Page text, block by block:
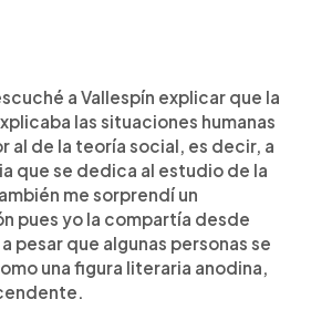
a Vallespín explicar que la
las situaciones humanas
al de la teoría social, es decir, a
que se dedica al estudio de la
me sorprendí un
pues yo la compartía desde
pesar que algunas personas se
una figura literaria anodina,